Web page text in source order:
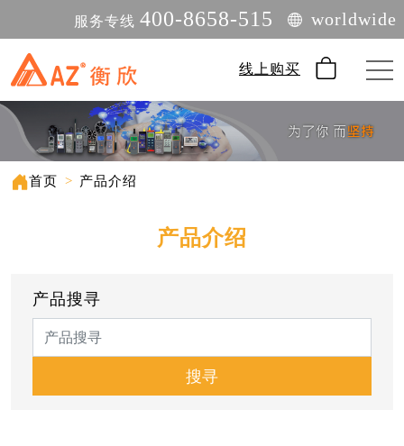
服务专线 400-8658-515 worldwide
线上购买
首页 > 产品介绍
产品介绍
产品搜寻
搜寻